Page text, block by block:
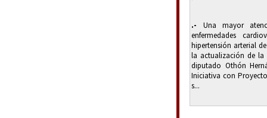
.- Una mayor
enfermedades
hipertensión arterial
la actualización de la
diputado Othón
Iniciativa con
s...